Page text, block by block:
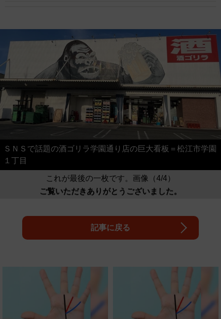
ＳＮＳで話題の酒ゴリラ学園通り店の巨大看板＝松江市学園
１丁目
これが最後の一枚です。画像（4/4）
ご覧いただきありがとうございました。
記事に戻る